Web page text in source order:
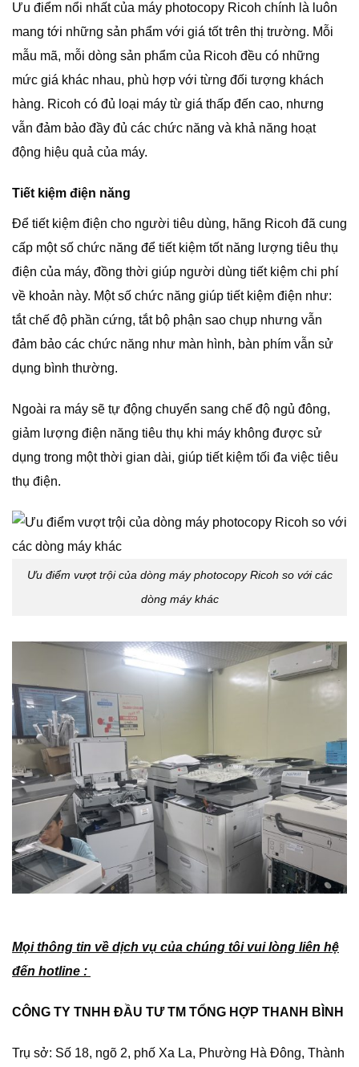
Ưu điểm nổi nhất của máy photocopy Ricoh chính là luôn
mang tới những sản phẩm với giá tốt trên thị trường. Mỗi
mẫu mã, mỗi dòng sản phẩm của Ricoh đều có những
mức giá khác nhau, phù hợp với từng đối tượng khách
hàng. Ricoh có đủ loại máy từ giá thấp đến cao, nhưng
vẫn đảm bảo đầy đủ các chức năng và khả năng hoạt
động hiệu quả của máy.
Tiết kiệm điện năng
Để tiết kiệm điện cho người tiêu dùng, hãng Ricoh đã cung
cấp một số chức năng để tiết kiệm tốt năng lượng tiêu thụ
điện của máy, đồng thời giúp người dùng tiết kiệm chi phí
về khoản này. Một số chức năng giúp tiết kiệm điện như:
tắt chế độ phần cứng, tắt bộ phận sao chụp nhưng vẫn
đảm bảo các chức năng như màn hình, bàn phím vẫn sử
dụng bình thường.
Ngoài ra máy sẽ tự động chuyển sang chế độ ngủ đông,
giảm lượng điện năng tiêu thụ khi máy không được sử
dụng trong một thời gian dài, giúp tiết kiệm tối đa việc tiêu
thụ điện.
Ưu điểm vượt trội của dòng máy photocopy Ricoh so với các
dòng máy khác
Mọi thông tin về dịch vụ của chúng tôi vui lòng liên hệ
đến hotline :
CÔNG TY TNHH ĐẦU TƯ TM TỔNG HỢP THANH BÌNH
Trụ sở: Số 18, ngõ 2, phố Xa La, Phường Hà Đông, Thành